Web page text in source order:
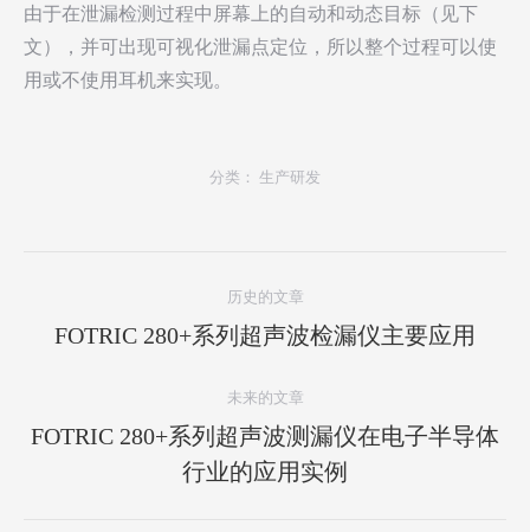
由于在泄漏检测过程中屏幕上的自动和动态目标（见下
文），并可出现可视化泄漏点定位，所以整个过程可以使
用或不使用耳机来实现。
分类： 生产研发
历史的文章
上
个
项
目：
FOTRIC 280+系列超声波检漏仪主要应用
未来的文章
下
一
FOTRIC 280+系列超声波测漏仪在电子半导体
行业的应用实例